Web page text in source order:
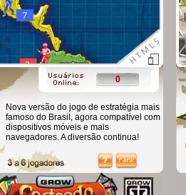
0
Nova versão do jogo de estratégia mais
famoso do Brasil, agora compatível com
dispositivos móveis e mais
navegadores. A diversão continua!